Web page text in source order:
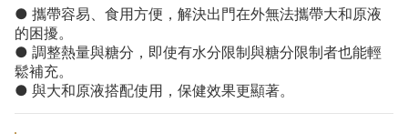
● 攜帶容易、食用方便，解決出門在外無法攜帶大和原液
的困擾。
● 調整熱量與糖分，即使有水分限制與糖分限制者也能輕
鬆補充。
● 與大和原液搭配使用，保健效果更顯著。